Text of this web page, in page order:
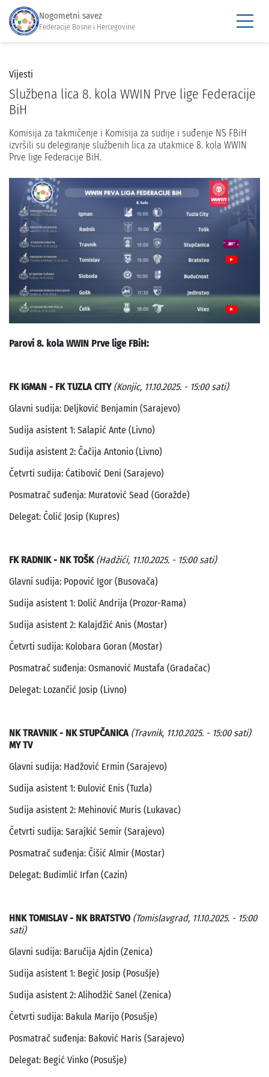
Nogometni savez
Federacije Bosne i Hercegovine
Vijesti
Službena lica 8. kola WWIN Prve lige Federacije
BiH
Komisija za takmičenje i Komisija za sudije i suđenje NS FBiH
izvršili su delegiranje službenih lica za utakmice 8. kola WWIN
Prve lige Federacije BiH.
Parovi 8. kola WWIN Prve lige FBiH:
FK IGMAN - FK TUZLA CITY (Konjic, 11.10.2025. - 15:00 sati)
Glavni sudija: Deljković Benjamin (Sarajevo)
Sudija asistent 1: Salapić Ante (Livno)
Sudija asistent 2: Čačija Antonio (Livno)
Četvrti sudija: Ćatibović Deni (Sarajevo)
Posmatrač suđenja: Muratović Sead (Goražde)
Delegat: Čolić Josip (Kupres)
FK RADNIK - NK TOŠK (Hadžići, 11.10.2025. - 15:00 sati)
Glavni sudija: Popović Igor (Busovača)
Sudija asistent 1: Dolić Andrija (Prozor-Rama)
Sudija asistent 2: Kalajdžić Anis (Mostar)
Četvrti sudija: Kolobara Goran (Mostar)
Posmatrač suđenja: Osmanović Mustafa (Gradačac)
Delegat: Lozančić Josip (Livno)
NK TRAVNIK - NK STUPČANICA (Travnik, 11.10.2025. - 15:00 sati)
MY TV
Glavni sudija: Hadžović Ermin (Sarajevo)
Sudija asistent 1: Đulović Enis (Tuzla)
Sudija asistent 2: Mehinović Muris (Lukavac)
Četvrti sudija: Sarajkić Semir (Sarajevo)
Posmatrač suđenja: Čišić Almir (Mostar)
Delegat: Budimlić Irfan (Cazin)
HNK TOMISLAV - NK BRATSTVO (Tomislavgrad, 11.10.2025. - 15:00
sati)
Glavni sudija: Baručija Ajdin (Zenica)
Sudija asistent 1: Begić Josip (Posušje)
Sudija asistent 2: Alihodžić Sanel (Zenica)
Četvrti sudija: Bakula Marijo (Posušje)
Posmatrač suđenja: Baković Haris (Sarajevo)
Delegat: Begić Vinko (Posušje)